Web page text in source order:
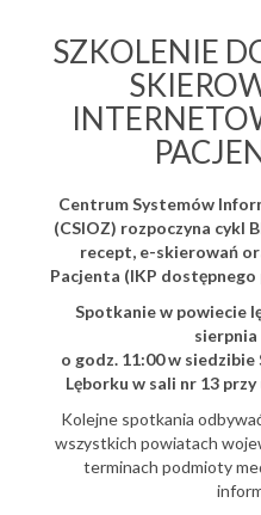
SZKOLENIE
Centrum Systemów
(CSIOZ) rozpoczyna cykl
recept, e-skierowań
Pacjenta (IKP
Spotkanie w powiecie
sierpnia
o godz. 11:00 w
Lęborku w sali nr 13
Kolejne spotkania
wszystkich powiatach
terminach podmioty